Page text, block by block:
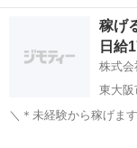
[勤務地・最寄駅]： 大
東大阪市
稼げ
日給
株式会
東大阪
＼＊未経験から稼げま